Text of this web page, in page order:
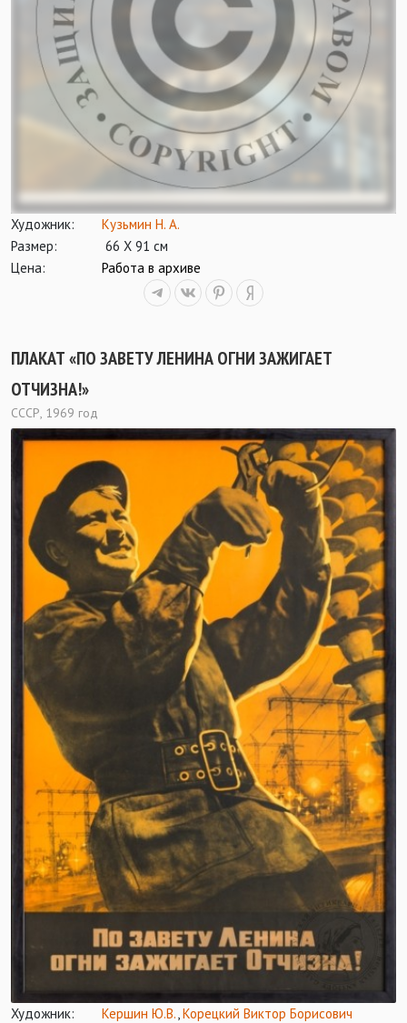
Художник:
Кузьмин Н. А.
Размер:
66 Х 91 см
Цена:
Работа в архиве
ПЛАКАТ «ПО ЗАВЕТУ ЛЕНИНА ОГНИ ЗАЖИГАЕТ
ОТЧИЗНА!»
СССР, 1969 год
Художник: Кершин Ю.В. Корецкий Виктор Борисович